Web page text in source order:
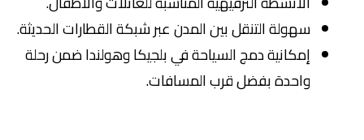
سهولة التنقل بين المدن عبر شبكة القطارات الحديثة.
إمكانية دمج السياحة في بلجيكا وهولندا ضمن رحلة
واحدة بفضل قرب المسافات.